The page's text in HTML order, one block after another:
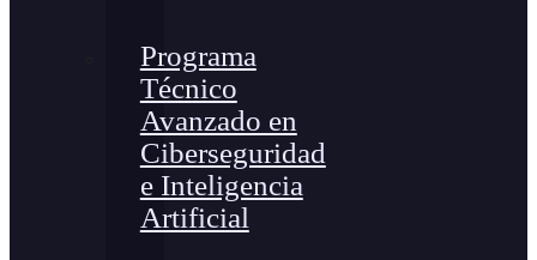
Programa
Técnico
Avanzado en
Ciberseguridad
e Inteligencia
Artificial